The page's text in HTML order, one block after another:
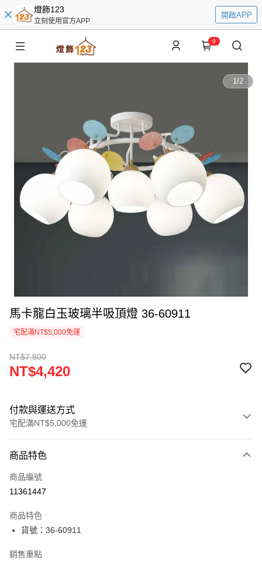
燈飾123
立刻使用官方APP
開啟APP
0
1/2
馬卡龍白玉玻璃半吸頂燈 36-60911
宅配滿NT$5,000免運
NT$7,800
NT$4,420
付款與運送方式
宅配滿NT$5,000免運
信用卡一次付款
LINE Pay
街口支付
悠遊付
商品特色
商品編號
11361447
商品特色
貨號：36-60911
銷售重點